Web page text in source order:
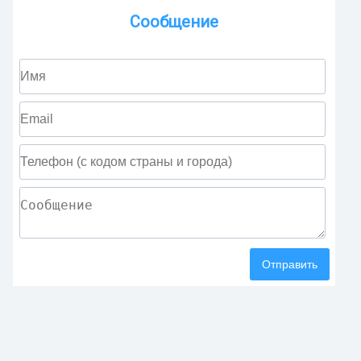
Сообщение